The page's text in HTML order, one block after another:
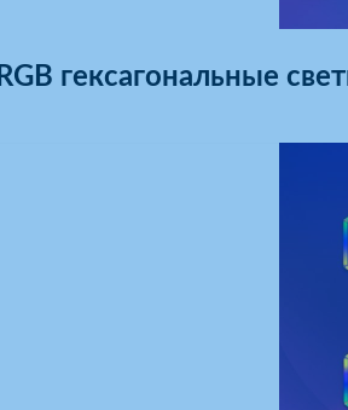
RGB гексагональные